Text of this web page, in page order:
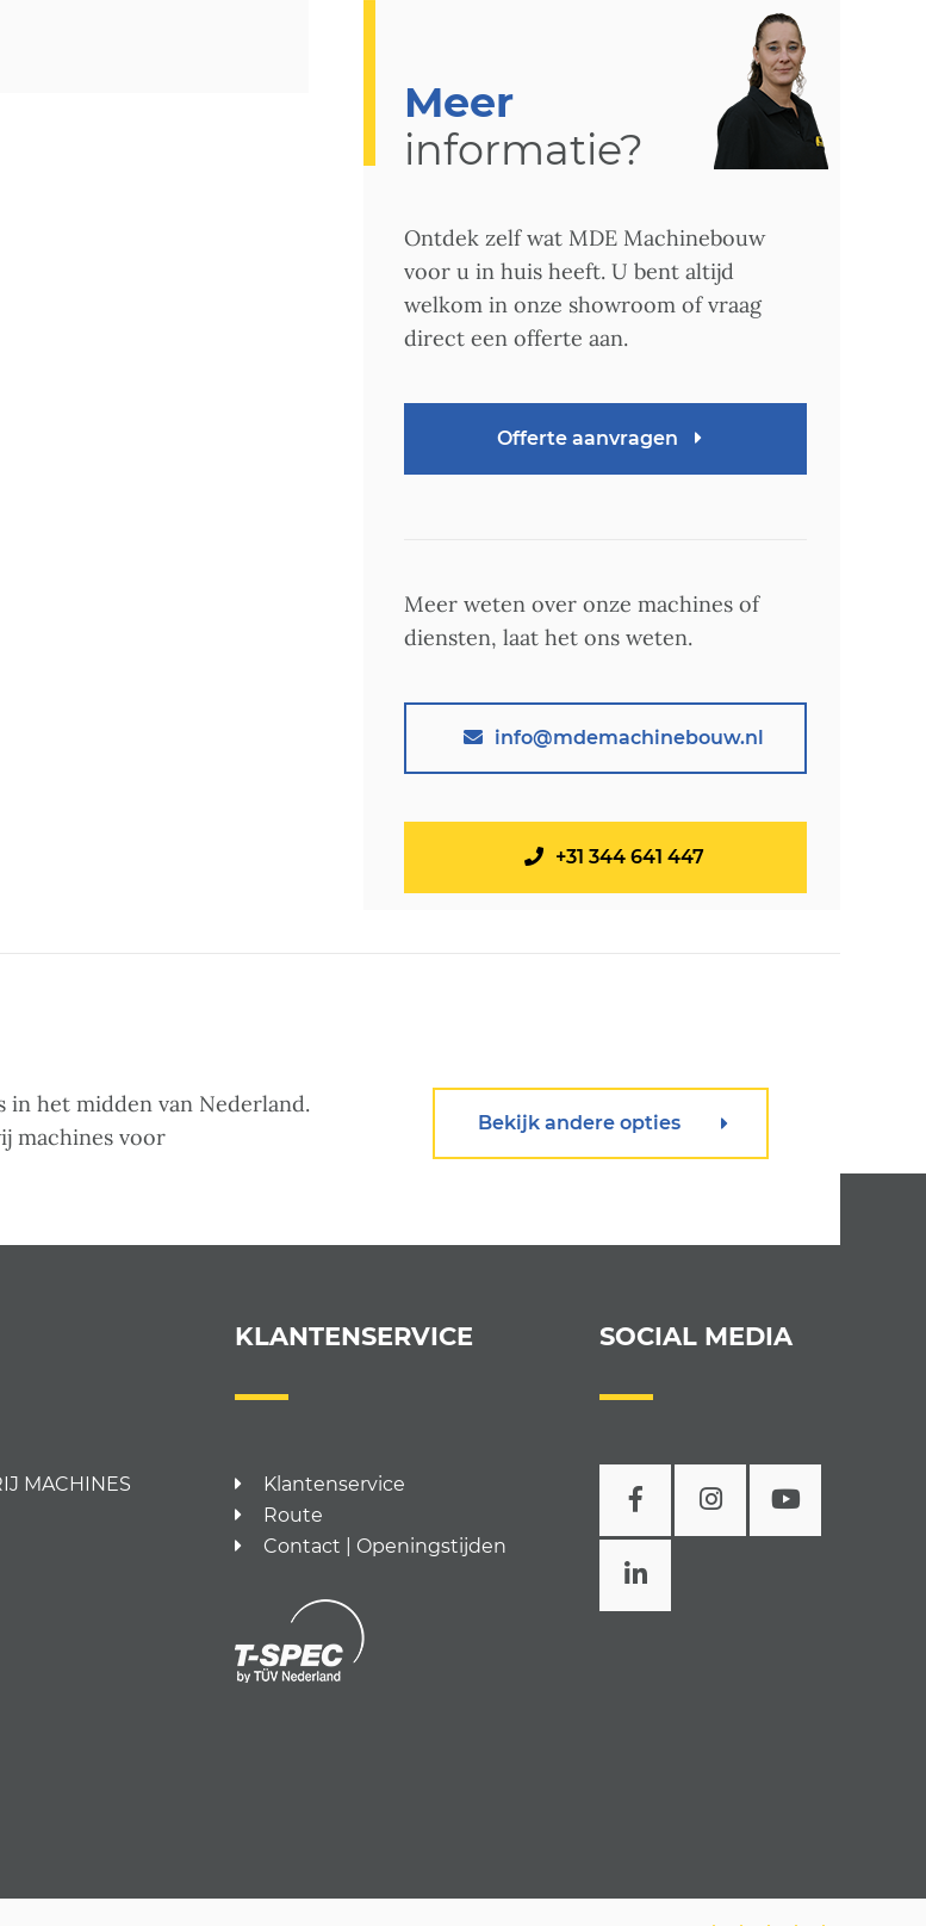
Meer
informatie?
Ontdek zelf wat MDE Machinebouw
voor u in huis heeft. U bent altijd
welkom in onze showroom of vraag
direct een offerte aan.
Offerte aanvragen
Meer weten over onze machines of
diensten, laat het ons weten.
info@mdemachinebouw.nl
+31 344 641 447
in het midden van Nederland.
machines voor
Bekijk andere opties
MACHINES
KLANTENSERVICE
Klantenservice
Route
Contact | Openingstijden
SOCIAL MEDIA